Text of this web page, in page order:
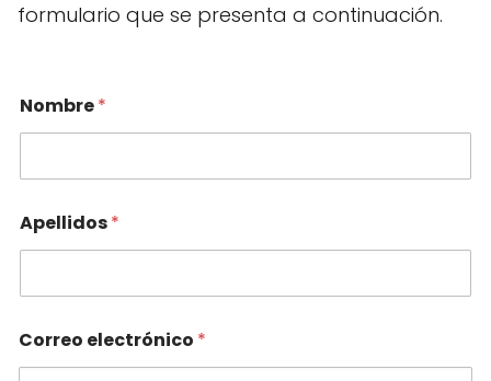
formulario que se presenta a continuación.
Nombre*
Apellidos*
Correo electrónico *